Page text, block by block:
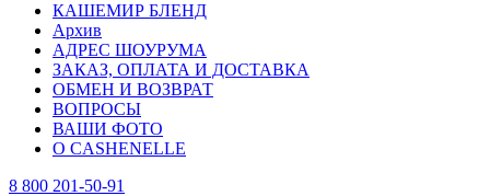
КАШЕМИР БЛЕНД
Архив
АДРЕС ШОУРУМА
ЗАКАЗ, ОПЛАТА И ДОСТАВКА
ОБМЕН И ВОЗВРАТ
ВОПРОСЫ
ВАШИ ФОТО
О CASHENELLE
8 800 201-50-91